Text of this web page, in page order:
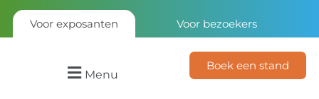
Voor exposanten Voor bezoekers
Menu
Boek een stand